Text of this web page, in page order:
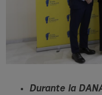
Durante la